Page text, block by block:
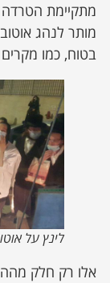
מתקיימת הטרדה
מותר לנהג
בטוח, כמו
לינץ על
אלו רק חלק